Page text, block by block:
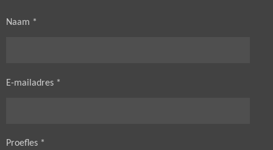
Naam *
E-mailadres *
Proefles *